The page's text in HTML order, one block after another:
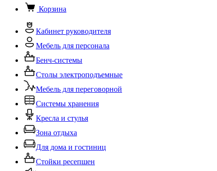
Корзина
Кабинет руководителя
Мебель для персонала
Бенч-системы
Столы электроподъемные
Мебель для переговорной
Системы хранения
Кресла и стулья
Зона отдыха
Для дома и гостиниц
Стойки ресепшен